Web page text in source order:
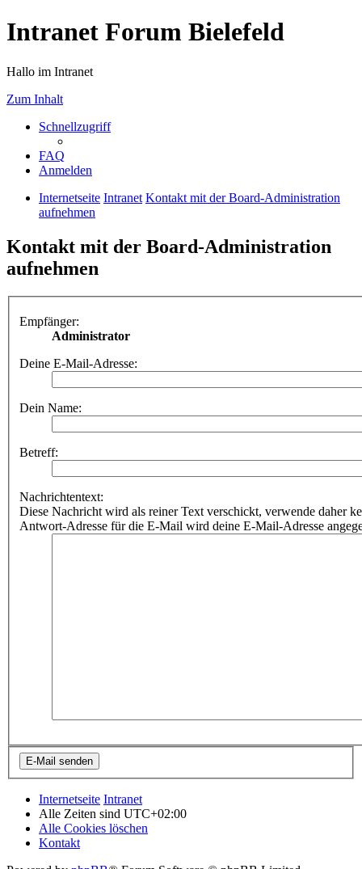
Intranet Forum Bielefeld
Hallo im Intranet
Zum Inhalt
Schnellzugriff
FAQ
Anmelden
Internetseite Intranet Kontakt mit der Board-Administration
aufnehmen
Kontakt mit der Board-Administration
aufnehmen
Empfänger:
Administrator
Deine E-Mail-Adresse:
Dein Name:
Betreff:
Nachrichtentext:
Diese Nachricht wird als reiner Text verschickt, verwende daher
Antwort-Adresse für die E-Mail wird deine E-Mail-Adresse
Internetseite Intranet
Alle Zeiten sind UTC+02:00
Alle Cookies löschen
Kontakt